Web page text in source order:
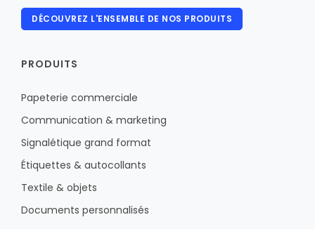
DÉCOUVREZ L'ENSEMBLE DE NOS PRODUITS
PRODUITS
Papeterie commerciale
Communication & marketing
Signalétique grand format
Étiquettes & autocollants
Textile & objets
Documents personnalisés